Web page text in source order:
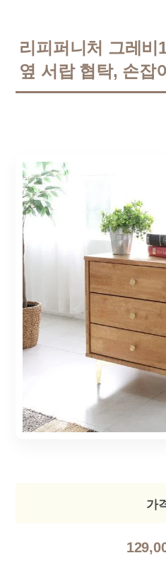
리피퍼니처 그레비
옆 서랍 협탁, 손잡
가